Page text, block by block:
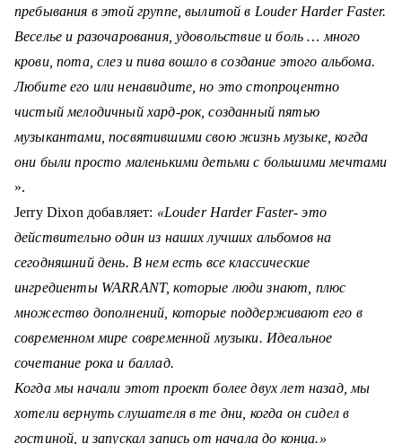
пребывания в этой группе, вылитой в Louder Harder Faster.
Веселье и разочарования, удовольствие и боль … много
крови, пота, слез и пива вошло в создание этого альбома.
Любите его или ненавидите, но это стопроцентно
чистый мелодичный хард-рок, созданный пятью
музыкантами, посвятившими свою жизнь музыке, когда
они были просто маленькими детьми с большими мечтами
».
Jerry Dixon добавляет: «Louder Harder Faster- это
действительно один из наших лучших альбомов на
сегодняшний день. В нем есть все классические
ингредиенты WARRANT, которые люди знают, плюс
множество дополнений, которые поддерживают его в
современном мире современной музыки. Идеальное
сочетание рока и баллад.
Когда мы начали этот проект более двух лет назад, мы
хотели вернуть слушателя в те дни, когда он сидел в
гостиной, и запускал запись от начала до конца.»